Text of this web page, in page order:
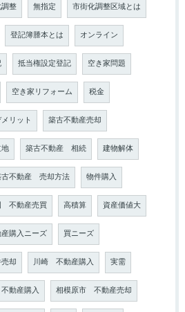
整 無指定 市街化調整区域とは
登記簿謄本とは オンライン
抵当権設定登記 空き家問題
空き家リフォーム 税金
リット 築古不動産売却
築古不動産 相続 建物解体
不動産 売却方法 物件購入
不動産売買 高積算 資産価値大
購入ニーズ 買ニーズ
却 川崎 不動産購入 実需
動産購入 相模原市 不動産売却